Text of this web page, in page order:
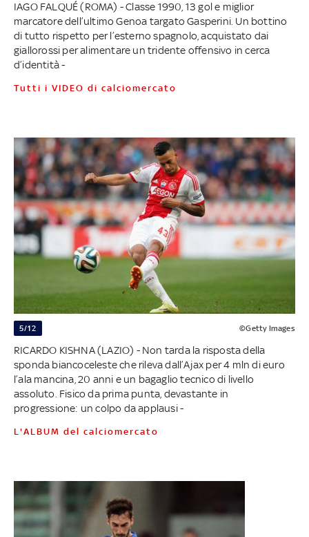
IAGO FALQUÉ (ROMA) - Classe 1990, 13 gol e miglior
marcatore dell’ultimo Genoa targato Gasperini. Un bottino
di tutto rispetto per l’esterno spagnolo, acquistato dai
giallorossi per alimentare un tridente offensivo in cerca
d’identità -
Tutti i VIDEO di calciomercato
5/12 ©Getty Images
RICARDO KISHNA (LAZIO) - Non tarda la risposta della
sponda biancoceleste che rileva dall’Ajax per 4 mln di euro
l’ala mancina, 20 anni e un bagaglio tecnico di livello
assoluto. Fisico da prima punta, devastante in
progressione: un colpo da applausi -
L'ALBUM del calciomercato